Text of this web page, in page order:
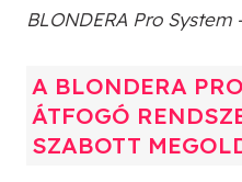
BLONDERA Pro
A BLONDERA
ÁTFOGÓ
SZABOTT